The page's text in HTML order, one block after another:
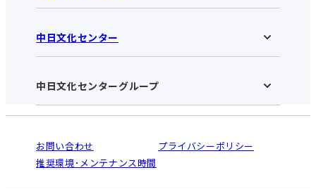
中日文化センター 栄HOME
お知らせ
アクセス･営業時間
お申し込みの流れ
入会と受講のご案内
中日文化センター
中日文化センターHOME
中日文化センターとは
受講規約・会員特典
ご利用ガイド
オンライン講座受講の手順
WEBサイトのよくある質問
中日文化センターグループ
南大高
犬山
高蔵寺
お問い合わせ
プライバシーポリシー
推奨環境･メンテナンス時間